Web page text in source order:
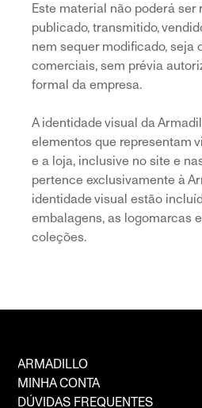
Este material não poderá ser
publicado, transmitido,
nem sequer modificado, seja
comerciais, sem prévia
formal da empresa.
A identidade visual da
elementos que representam
e a loja, inclusive no site e
pertence exclusivamente à
identidade visual estão
embalagens, as logomarcas
coleções.
ARMADILLO
MINHA CONTA
DÚVIDAS FREQUENTES